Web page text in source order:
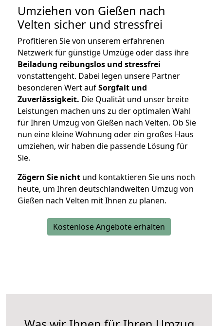
Umziehen von Gießen nach
Velten sicher und stressfrei
Profitieren Sie von unserem erfahrenen
Netzwerk für günstige Umzüge oder dass ihre
Beiladung reibungslos und stressfrei
vonstattengeht. Dabei legen unsere Partner
besonderen Wert aufSorgfalt und
Zuverlässigkeit. Die Qualität und unser breite
Leistungen machen uns zu der optimalen Wahl
für Ihren Umzug von Gießen nach Velten. Ob Sie
nun eine kleine Wohnung oder ein großes Haus
umziehen, wir haben die passende Lösung für
Sie.
Zögern Sie nicht und kontaktieren Sie uns noch
heute, um Ihren deutschlandweiten Umzug von
Gießen nach Velten mit Ihnen zu planen.
Kostenlose Angebote erhalten